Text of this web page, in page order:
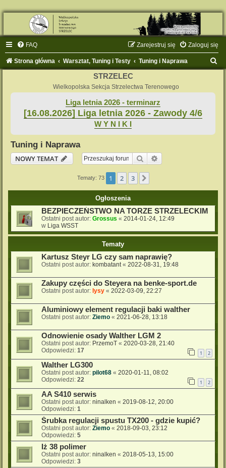
FAQ Zaloguj się
Zarejestruj się
Strona główna Warsztat, Tuning i Testy Tuning i Naprawa
STRZELEC
Wielkopolska Sekcja Strzelectwa Terenowego
Liga letnia 2026 - terminarz
[16.08.2026] Liga letnia 2026 - Zawody 4/6
W Y N I K I
Tuning i Naprawa
NOWY TEMAT
Szukaj
Tematy: 73 1 2 3
Ogłoszenia
BEZPIECZEŃSTWO NA TORZE STRZELECKIM
Ostatni post autor: Grossus « 2014-01-24, 12:49
w Liga WSST
Tematy
Kartusz Steyr LG czy sam naprawię?
Ostatni post autor: kombatant« 2022-08-31, 19:48
Zakupy części do Steyera na benke-sport.de
Ostatni post autor: lysy « 2022-03-09, 22:27
Aluminiowy element regulacji baki walther
Ostatni post autor: Ziemo « 2021-06-28, 13:18
Odnowienie osady Walther LGM 2
Ostatni post autor: PrzemoT « 2020-03-28, 21:40
Odpowiedzi: 17 1 2
Walther LG300
Ostatni post autor: pilot68 « 2020-01-11, 08:02
Odpowiedzi: 22 1 2
AA S410 serwis
Ostatni post autor: ninalken « 2019-08-12, 20:00
Odpowiedzi: 1
Śrubka regulacji spustu TX200 - gdzie kupić?
Ostatni post autor: Ziemo « 2018-09-03, 23:12
Odpowiedzi: 5
Iż 38 polimer
Ostatni post autor: ninalken « 2018-05-13, 15:00
Odpowiedzi: 3